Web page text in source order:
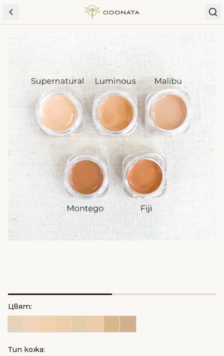
Skip to content
Цвят:
Тип кожа: